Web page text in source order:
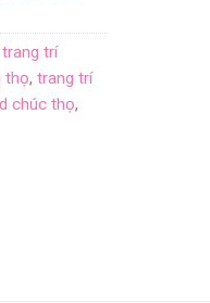
trí
thọ, trang trí
chúc thọ,